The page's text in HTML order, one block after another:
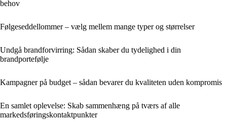
behov
Følgeseddellommer – vælg mellem mange typer og størrelser
Undgå brandforvirring: Sådan skaber du tydelighed i din
brandportefølje
Kampagner på budget – sådan bevarer du kvaliteten uden kompromis
En samlet oplevelse: Skab sammenhæng på tværs af alle
markedsføringskontaktpunkter